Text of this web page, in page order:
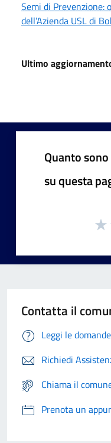
Semi di Prevenzione:
dell’Azienda USL di
Ultimo
Quanto
su questa
Contatta il
Leggi le
Richiedi
Chiama il
Prenota un